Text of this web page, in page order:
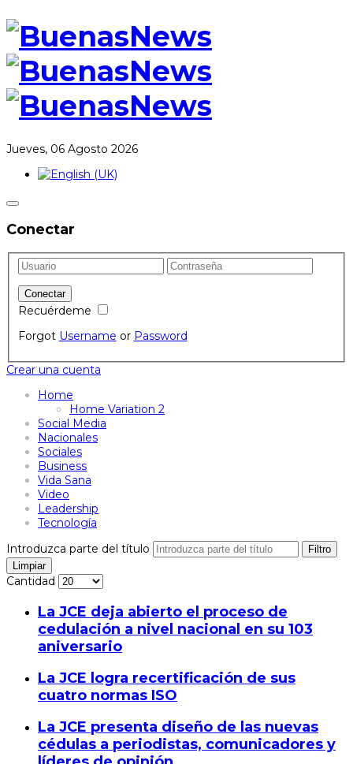
Jueves, 06 Agosto 2026
Conectar
Recuérdeme
Forgot Username or Password
Crear una cuenta
Home
Home Variation 2
Social Media
Nacionales
Sociales
Business
Vida Sana
Video
Leadership
Tecnología
Introduzca parte del título
Filtro
Limpiar
Cantidad
La JCE deja abierto el proceso de
cedulación a nivel nacional en su 103
aniversario
La JCE logra recertificación de sus
cuatro normas ISO
La JCE presenta diseño de las nuevas
cédulas a periodistas, comunicadores y